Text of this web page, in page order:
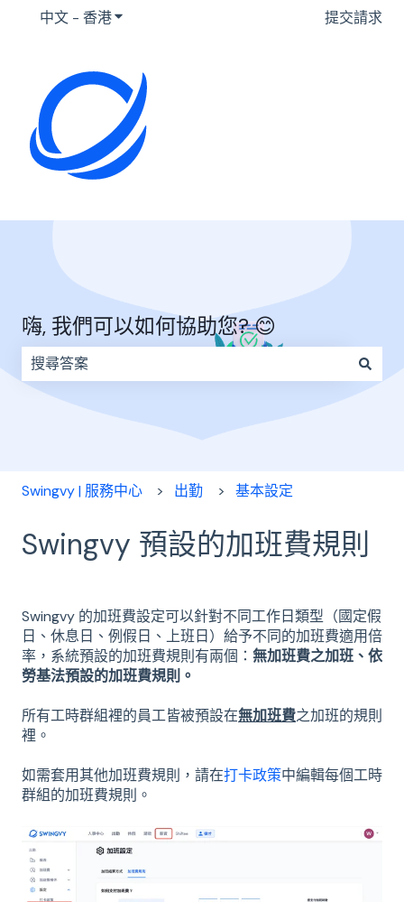
中文 - 香港顯示要翻譯的子選單 提交請求
嗨, 我們可以如何協助您? 😊
因為搜尋欄位空白，因此沒有建議。
Swingvy | 服務中心 出勤 基本設定
Swingvy 預設的加班費規則
Swingvy 的加班費設定可以針對不同工作日類型（國定假
日、休息日、例假日、上班日）給予不同的加班費適用倍
率，系統預設的加班費規則有兩個： 無加班費之加班、依
勞基法預設的加班費規則。
所有工時群組裡的員工皆被預設在無加班費之加班的規則
裡。
如需套用其他加班費規則，請在打卡政策中編輯每個工時
群組的加班費規則。